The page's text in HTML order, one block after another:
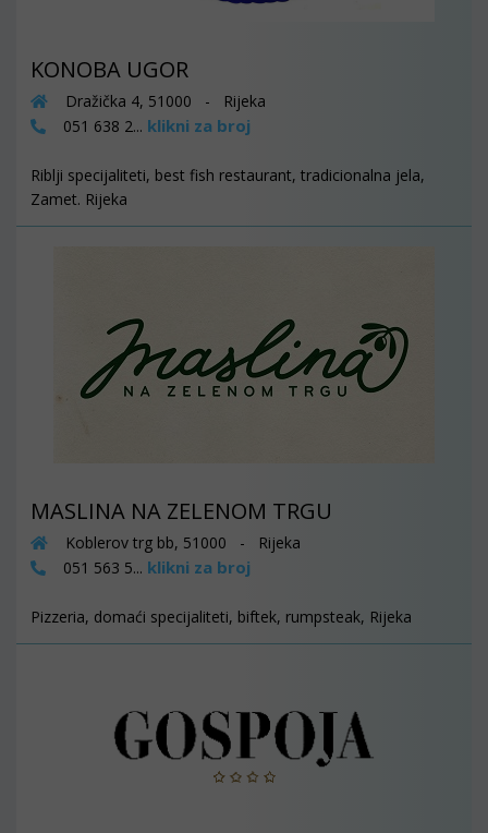
KONOBA UGOR
Dražička 4, 51000 - Rijeka
051 638 2... klikni za broj
Riblji specijaliteti, best fish restaurant, tradicionalna jela,
Zamet. Rijeka
MASLINA NA ZELENOM TRGU
Koblerov trg bb, 51000 - Rijeka
051 563 5... klikni za broj
Pizzeria, domaći specijaliteti, biftek, rumpsteak, Rijeka